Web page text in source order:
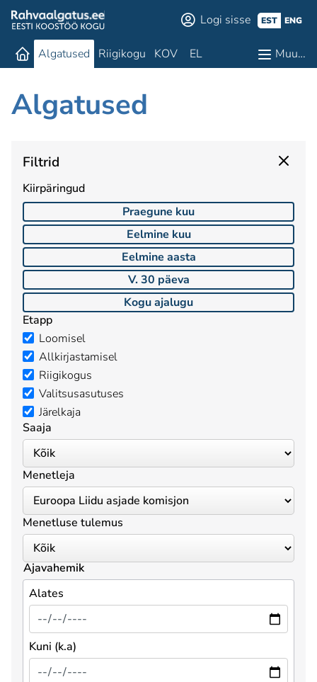
Logi sisse EST ENG
Algatused Riigikogu KOV EL Muu…
Algatused
Filtrid
Kiirpäringud
Praegune kuu
Eelmine kuu
Eelmine aasta
V. 30 päeva
Kogu ajalugu
Etapp
Loomisel
Allkirjastamisel
Riigikogus
Valitsusasutuses
Järelkaja
Saaja
Menetleja
Menetluse tulemus
Ajavahemik
Alates
Kuni (k.a)